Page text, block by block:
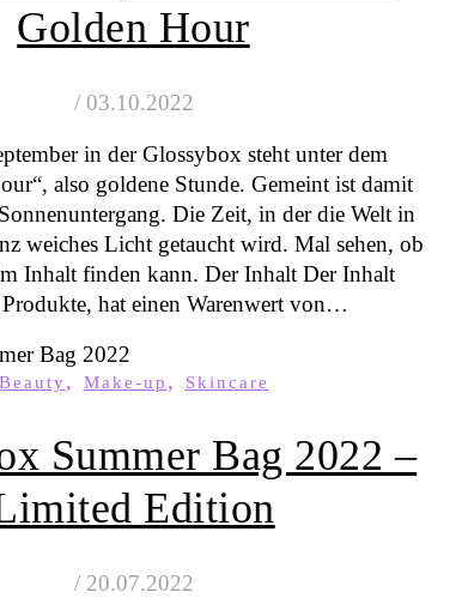
Golden Hour
/ 03.10.2022
in der Glossybox steht unter dem
also goldene Stunde. Gemeint ist damit
Die Zeit, in der die Welt in
weiches Licht getaucht wird. Mal sehen, ob
Inhalt finden kann. Der Inhalt Der Inhalt
hat einen Warenwert von…
Beauty, Make-up , Skincare
Summer Bag 2022 –
Edition
/ 20.07.2022